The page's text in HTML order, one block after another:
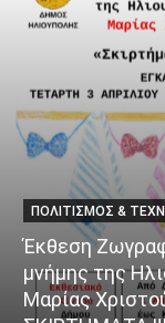
ΠΟΛΙΤΙΣΜΌΣ & ΤΈΧΝΗ
Έκθεση
μνήμης της
Μαρίας